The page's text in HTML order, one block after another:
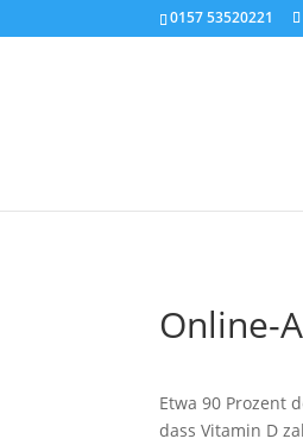
0157 53520221
Online-
Etwa 90 Prozent
dass Vitamin D